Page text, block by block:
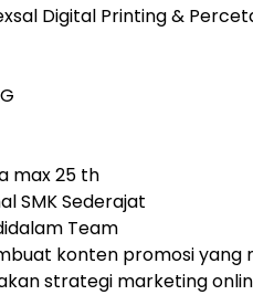
Digital Printing &
max 25 th
SMK Sederajat
Team
konten promosi yang
strategi marketing